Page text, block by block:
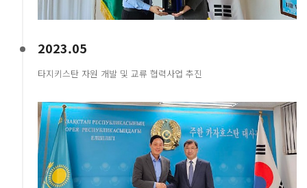
2023.05
타지키스탄 자원 개발 및 교류 협력사업 추진